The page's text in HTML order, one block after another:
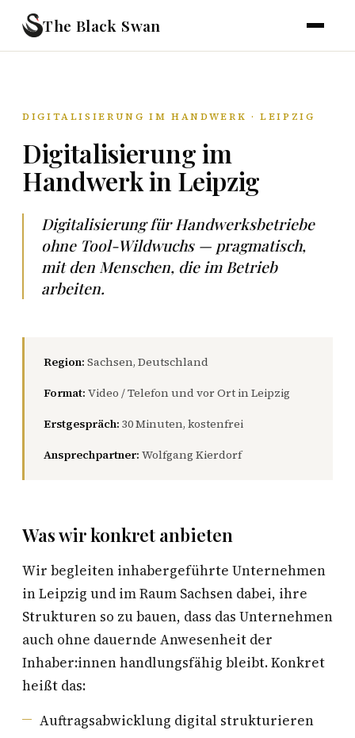
The Black Swan
DIGITALISIERUNG IM HANDWERK · LEIPZIG
Digitalisierung im
Handwerk in Leipzig
Digitalisierung für Handwerksbetriebe
ohne Tool-Wildwuchs — pragmatisch,
mit den Menschen, die im Betrieb
arbeiten.
Region: Sachsen, Deutschland
Format: Video / Telefon und vor Ort in Leipzig
Erstgespräch: 30 Minuten, kostenfrei
Ansprechpartner: Wolfgang Kierdorf
Was wir konkret anbieten
Wir begleiten inhabergeführte Unternehmen
in Leipzig und im Raum Sachsen dabei, ihre
Strukturen so zu bauen, dass das Unternehmen
auch ohne dauernde Anwesenheit der
Inhaber:innen handlungsfähig bleibt. Konkret
heißt das:
Auftragsabwicklung digital strukturieren